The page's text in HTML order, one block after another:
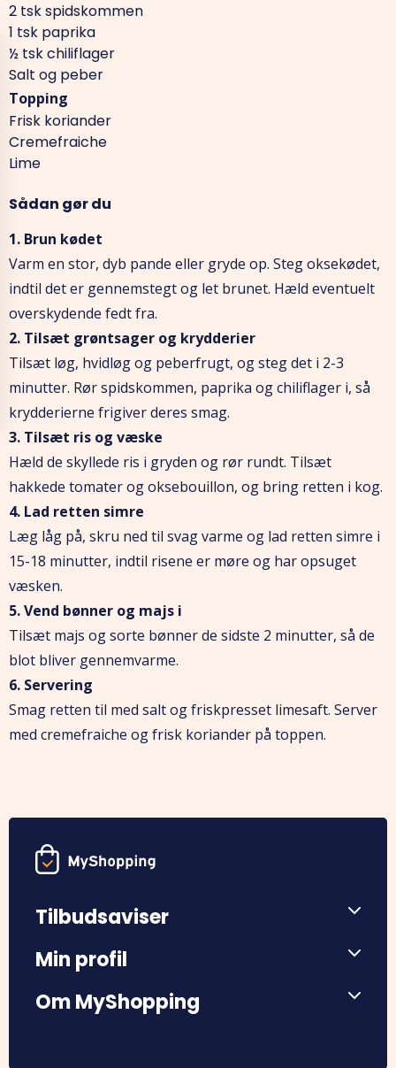
2 tsk spidskommen
1 tsk paprika
½ tsk chiliflager
Salt og peber
Topping
Frisk koriander
Cremefraiche
Lime
Sådan gør du
1. Brun kødet
Varm en stor, dyb pande eller gryde op. Steg oksekødet,
indtil det er gennemstegt og let brunet. Hæld eventuelt
overskydende fedt fra.
2. Tilsæt grøntsager og krydderier
Tilsæt løg, hvidløg og peberfrugt, og steg det i 2-3
minutter. Rør spidskommen, paprika og chiliflager i, så
krydderierne frigiver deres smag.
3. Tilsæt ris og væske
Hæld de skyllede ris i gryden og rør rundt. Tilsæt
hakkede tomater og oksebouillon, og bring retten i kog.
4. Lad retten simre
Læg låg på, skru ned til svag varme og lad retten simre i
15-18 minutter, indtil risene er møre og har opsuget
væsken.
5. Vend bønner og majs i
Tilsæt majs og sorte bønner de sidste 2 minutter, så de
blot bliver gennemvarme.
6. Servering
Smag retten til med salt og friskpresset limesaft. Server
med cremefraiche og frisk koriander på toppen.
Tilbudsaviser
Min profil
Om MyShopping